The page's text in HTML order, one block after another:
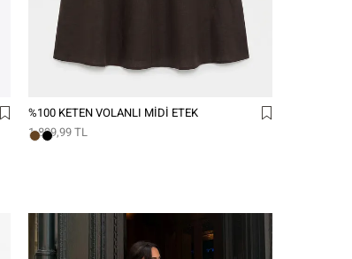
%100 KETEN VOLANLI MIDI ETEK
1.899,99 TL